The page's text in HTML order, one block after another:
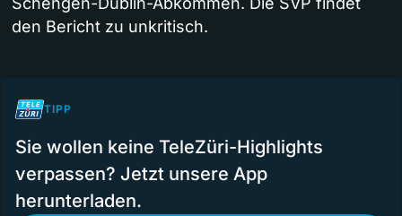
den Bericht zu unkritisch.
TIPP
Sie wollen keine TeleZüri-Highlights
verpassen? Jetzt unsere App
herunterladen.